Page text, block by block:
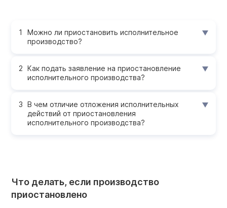
Можно ли приостановить исполнительное
производство?
Как подать заявление на приостановление
исполнительного производства?
В чем отличие отложения исполнительных
действий от приостановления
исполнительного производства?
Что делать, если производство
приостановлено